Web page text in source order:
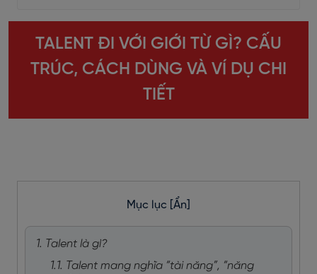
TALENT ĐI VỚI GIỚI TỪ GÌ? CẤU
TRÚC, CÁCH DÙNG VÀ VÍ DỤ CHI
TIẾT
Mục lục [Ẩn]
1. Talent là gì?
1.1. Talent mang nghĩa “tài năng”, “năng